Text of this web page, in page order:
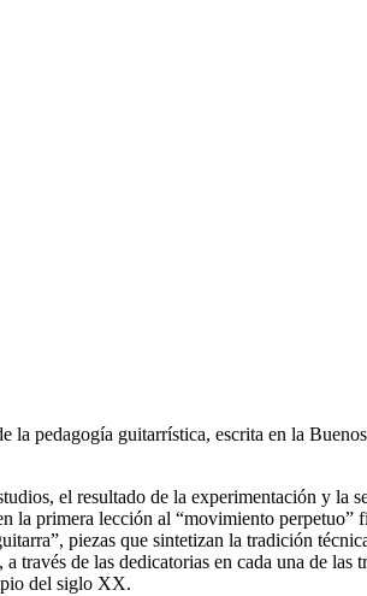
la pedagogía guitarrística, escrita en la
el resultado de la experimentación y la
la primera lección al “movimiento
piezas que sintetizan la tradición
través de las dedicatorias en cada una de
del siglo XX.